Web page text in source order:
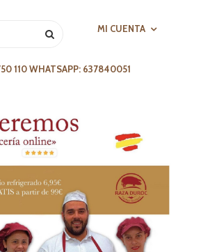
MI CUENTA
110 WHATSAPP: 637840051